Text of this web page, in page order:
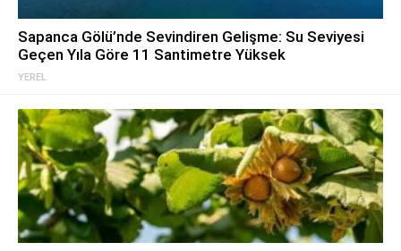
YEREL
Sapanca Gölü’nde Sevindiren Gelişme: Su Seviyesi
Geçen Yıla Göre 11 Santimetre Yüksek